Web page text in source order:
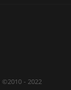
©2010 - 2022